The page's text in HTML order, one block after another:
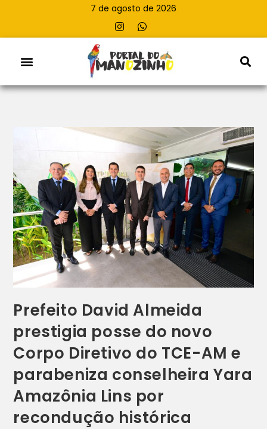
7 de agosto de 2026
Prefeito David Almeida
prestigia posse do novo
Corpo Diretivo do TCE-AM e
parabeniza conselheira Yara
Amazônia Lins por
recondução histórica